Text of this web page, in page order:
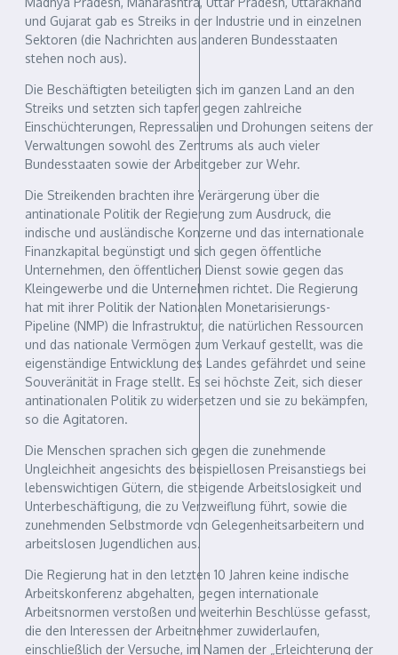
und Gujarat gab es Streiks in der Industrie und in einzelnen
Sektoren (die Nachrichten aus anderen Bundesstaaten
stehen noch aus).
Die Beschäftigten beteiligten sich im ganzen Land an den
Streiks und setzten sich tapfer gegen zahlreiche
Einschüchterungen, Repressalien und Drohungen seitens der
Verwaltungen sowohl des Zentrums als auch vieler
Bundesstaaten sowie der Arbeitgeber zur Wehr.
Die Streikenden brachten ihre Verärgerung über die
antinationale Politik der Regierung zum Ausdruck, die
indische und ausländische Konzerne und das internationale
Finanzkapital begünstigt und sich gegen öffentliche
Unternehmen, den öffentlichen Dienst sowie gegen das
Kleingewerbe und die Unternehmen richtet. Die Regierung
hat mit ihrer Politik der Nationalen Monetarisierungs-
Pipeline (NMP) die Infrastruktur, die natürlichen Ressourcen
und das nationale Vermögen zum Verkauf gestellt, was die
eigenständige Entwicklung des Landes gefährdet und seine
Souveränität in Frage stellt. Es sei höchste Zeit, sich dieser
antinationalen Politik zu widersetzen und sie zu bekämpfen,
so die Agitatoren.
Die Menschen sprachen sich gegen die zunehmende
Ungleichheit angesichts des beispiellosen Preisanstiegs bei
lebenswichtigen Gütern, die steigende Arbeitslosigkeit und
Unterbeschäftigung, die zu Verzweiflung führt, sowie die
zunehmenden Selbstmorde von Gelegenheitsarbeitern und
arbeitslosen Jugendlichen aus.
Die Regierung hat in den letzten 10 Jahren keine indische
Arbeitskonferenz abgehalten, gegen internationale
Arbeitsnormen verstoßen und weiterhin Beschlüsse gefasst,
die den Interessen der Arbeitnehmer zuwiderlaufen,
einschließlich der Versuche, im Namen der „Erleichterung der